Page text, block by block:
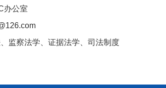
办公室
监察法学、证据法学、司法制度